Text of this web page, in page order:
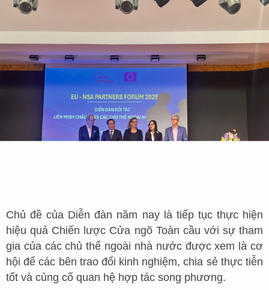
Chủ đề của Diễn đàn năm nay là tiếp tục thực hiện
hiệu quả Chiến lược Cửa ngõ Toàn cầu với sự tham
gia của các chủ thể ngoài nhà nước được xem là cơ
hội để các bên trao đổi kinh nghiệm, chia sẻ thực tiễn
tốt và củng cố quan hệ hợp tác song phương.